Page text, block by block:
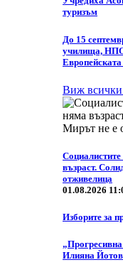
туризъм
До 15
училища, НПО
Виж всички
възраст.
отживелица
01.08.2026
Изборите за
Илияна